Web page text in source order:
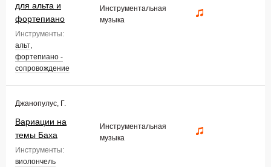
для альта и
фортепиано
Инструменты:
альт,
фортепиано -
сопровождение
Инструментальная
музыка
Джанопулус, Г.
Вариации на
темы Баха
Инструменты:
виолончель
Инструментальная
музыка